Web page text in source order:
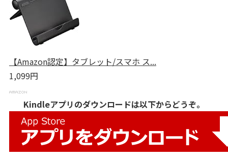
【Amazon認定】タブレット/スマホ ス...
1,099円
Kindleアプリのダウンロードは以下からどうぞ。